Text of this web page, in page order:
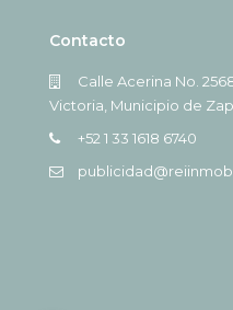
Contacto
Calle Acerina No.
Victoria, Municipio de
+52 1 33 1618 6740